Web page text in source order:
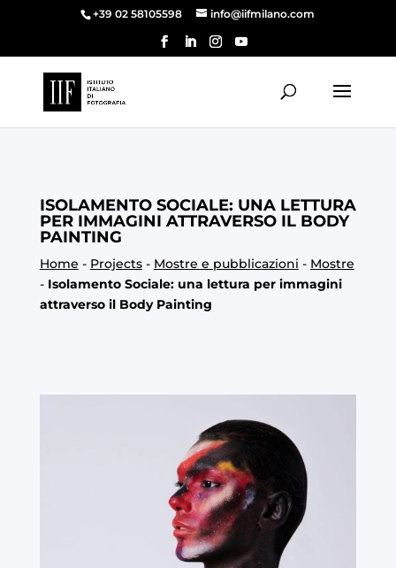
+39 02 58105598 info@iifmilano.com
ISOLAMENTO SOCIALE: UNA LETTURA
PER IMMAGINI ATTRAVERSO IL BODY
PAINTING
Home - Projects- Mostre e pubblicazioni - Mostre
- Isolamento Sociale: una lettura per immagini
attraverso il Body Painting